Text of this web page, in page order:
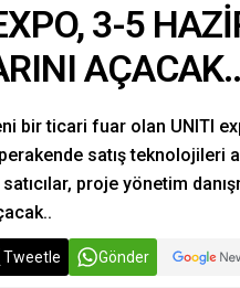
3-5
AÇACAK..
bir ticari fuar olan UNITI
satış teknolojileri
proje yönetim
Tweetle Gönder